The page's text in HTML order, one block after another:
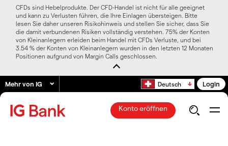
CFDs sind Hebelprodukte. Der CFD-Handel ist nicht für alle geeignet
und kann zu Verlusten führen, die Ihre Einlagen übersteigen. Bitte
lesen Sie daher unseren Risikohinweis und stellen Sie sicher, dass Sie
die damit verbundenen Risiken vollständig verstehen. 75% der Konten
von Kleinanlegern erleiden beim Handel mit CFDs Verluste, und bei
3.54 % der Konten von Kleinanlegern wurden in den letzten 12 Monaten
Positionen aufgrund von Margin Calls geschlossen.
Mehr von IG Deutsch Login
Konto eröffnen